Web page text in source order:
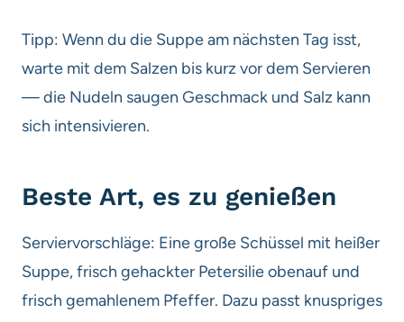
Tipp: Wenn du die Suppe am nächsten Tag isst,
warte mit dem Salzen bis kurz vor dem Servieren
— die Nudeln saugen Geschmack und Salz kann
sich intensivieren.
Beste Art, es zu genießen
Serviervorschläge: Eine große Schüssel mit heißer
Suppe, frisch gehackter Petersilie obenauf und
frisch gemahlenem Pfeffer. Dazu passt knuspriges